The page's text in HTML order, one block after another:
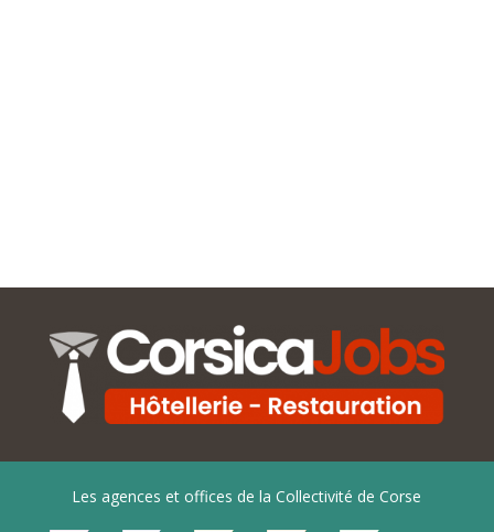
Les agences et offices de la Collectivité de Corse